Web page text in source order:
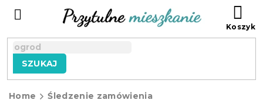
SZUKAJ
Home Śledzenie zamówienia